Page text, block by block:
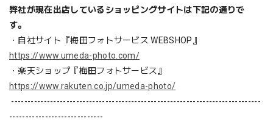
弊社が現在出店しているショッピングサイトは下記の通りで
す。
・自社サイト『梅田フォトサービス WEBSHOP 』
https://www.umeda-photo.com/
・楽天ショップ『梅田フォトサービス』
https://www.rakuten.co.jp/umeda-photo/
-----------------------------------------------------------------------------
-----------------------------